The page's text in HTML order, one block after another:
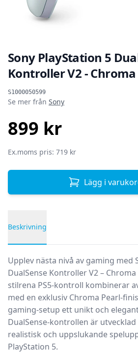
Sony PlayStation 5
Kontroller V2 -
S1000050599
Produktinformation
Se mer från Sony
899 kr
Ex.moms pris: 719 kr
Lägg i
Beskrivning
Upplev nästa nivå av gaming med
DualSense Kontroller V2 – Chroma
stilrena PS5-kontroll kombinerar
med en exklusiv Chroma Pearl-
gaming-setup ett unikt och
DualSense-kontrollen är
realistisk och uppslukande
PlayStation 5.